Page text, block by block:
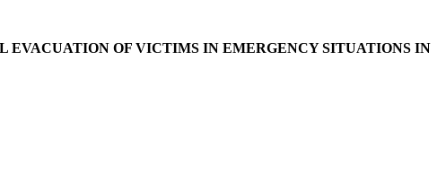
EVACUATION OF VICTIMS IN EMERGENCY SITUATIONS IN